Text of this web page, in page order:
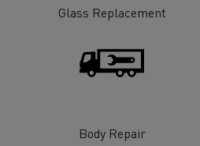
Glass Replacement
Body Repair